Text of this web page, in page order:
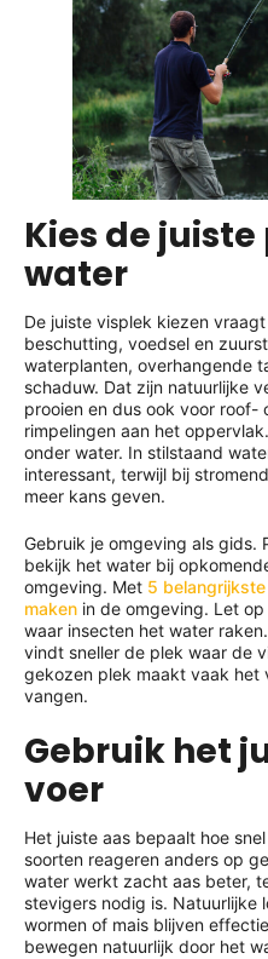
Kies de
water
De juiste visplek kiezen
beschutting, voedsel en
waterplanten, overhangende
schaduw. Dat zijn natuurlijke
prooien en dus ook voor
rimpelingen aan het
onder water. In stilstaand
interessant, terwijl bij
meer kans geven.
Gebruik je omgeving als gids.
bekijk het water bij
omgeving. Met 5
maken in de omgeving. Let
waar insecten het water
vindt sneller de plek waar de
gekozen plek maakt vaak het
vangen.
Gebruik het
voer
Het juiste aas bepaalt hoe
soorten reageren anders op
water werkt zacht aas beter,
stevigers nodig is. Natuurlijke
wormen of mais blijven
bewegen natuurlijk door het